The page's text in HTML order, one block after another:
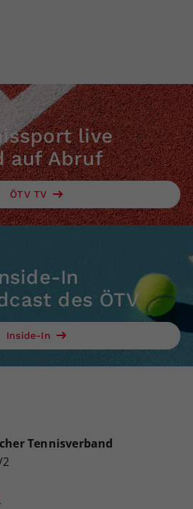
live
auf Abruf
ÖTV TV
In
des ÖTV
Inside-In
Tennisverband